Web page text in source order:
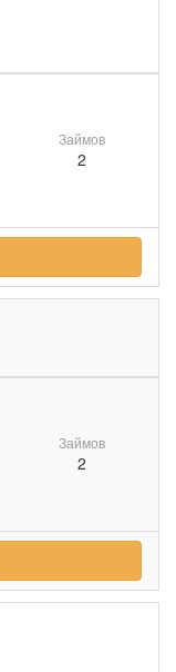
Займов
2
Займов
2